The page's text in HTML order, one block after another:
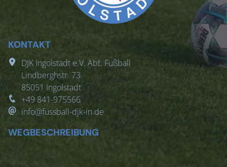
KONTAKT
DJK Ingolstadt e.V. Abt. Fußball
Lindberghstr. 73
85051 Ingolstadt
+49 841-975566
info@fussball-djk-in.de
WEGBESCHREIBUNG